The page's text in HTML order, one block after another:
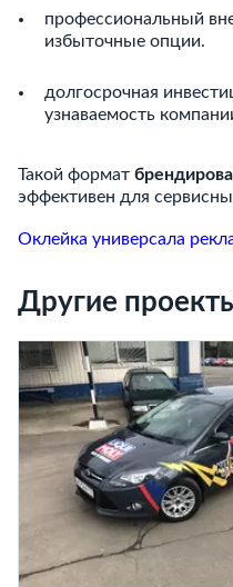
профессиональный
избыточные опции.
долгосрочная
узнаваемость
Такой формат
эффективен для
Оклейка универсала
Другие